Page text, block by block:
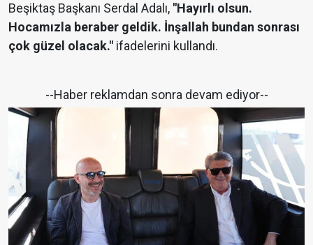
Beşiktaş Başkanı Serdal Adalı, "Hayırlı olsun.
Hocamızla beraber geldik. İnşallah bundan sonrası
çok güzel olacak." ifadelerini kullandı.
--Haber reklamdan sonra devam ediyor--